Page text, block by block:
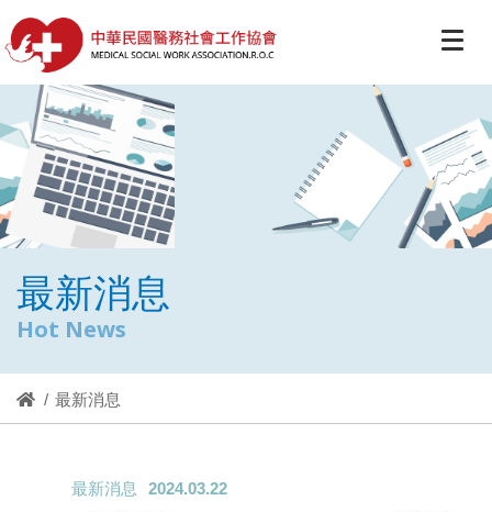
最新消息
Hot News
最新消息
最新消息 2024.03.22